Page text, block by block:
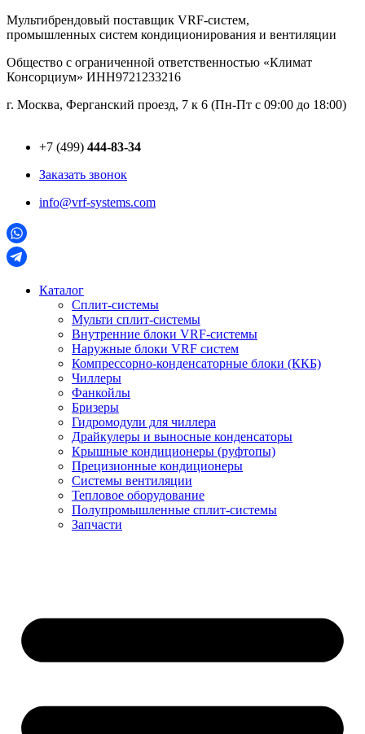
Перейти
к
Мультибрендовый поставщик VRF-cистем,
промышленных систем кондиционирования и вентиляции
Общество с ограниченной ответственностью «Климат
Консорциум» ИНН9721233216
г. Москва, Ферганский проезд, 7 к 6 (Пн-Пт с 09:00 до 18:00)
+7 (499) 444-83-34
Заказать звонок
info@vrf-systems.com
Каталог
Сплит-системы
Мульти сплит-системы
Внутренние блоки VRF-cистемы
Наружные блоки VRF cистем
Компрессорно-конденсаторные блоки (ККБ)
Чиллеры
Фанкойлы
Бризеры
Гидромодули для чиллера
Драйкулеры и выносные конденсаторы
Крышные кондиционеры (руфтопы)
Прецизионные кондиционеры
Системы вентиляции
Тепловое оборудование
Полупромышленные сплит-системы
Запчасти